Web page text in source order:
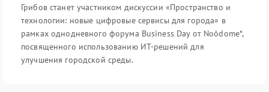
Грибов станет участником дискуссии «Пространство и
технологии: новые цифровые сервисы для города» в
рамках однодневного форума Business Day от Noôdome*,
посвященного использованию ИТ-решений для
улучшения городской среды.